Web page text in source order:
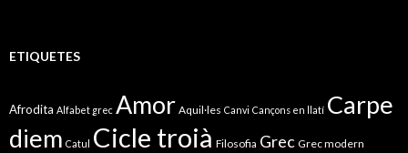
ETIQUETES
Afrodita Alfabet grec Amor Aquil·les Canvi Cançons en llatí Carpe
diem Catul Cicle troià Filosofia Grec Grec modern